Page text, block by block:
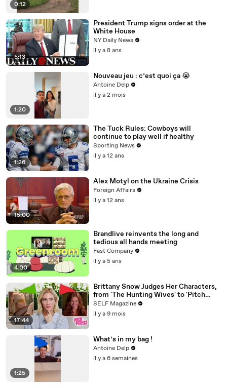
0:12
5:13
President Trump signs order at the
White House
NY Daily News
il y a 8 ans
1:20
Nouveau jeu : c’est quoi ça 😭
Antoine Delp
il y a 2 mois
1:26
The Tuck Rules: Cowboys will
continue to play well if healthy
Sporting News
il y a 12 ans
15:00
Alex Motyl on the Ukraine Crisis
Foreign Affairs
il y a 12 ans
4:00
Brandlive reinvents the long and
tedious all hands meeting
Fast Company
il y a 5 ans
17:44
Brittany Snow Judges Her Characters,
from 'The Hunting Wives' to 'Pitch
Perfect'
SELF Magazine
il y a 9 mois
1:25
What’s in my bag !
Antoine Delp
il y a 6 semaines